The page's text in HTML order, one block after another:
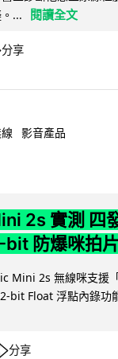
...
閱讀全文
分享
影音產品
2s 實測 四
bit 防爆咪拍
Mini 2s 無線咪支援
bit Float 浮點內錄功
分享